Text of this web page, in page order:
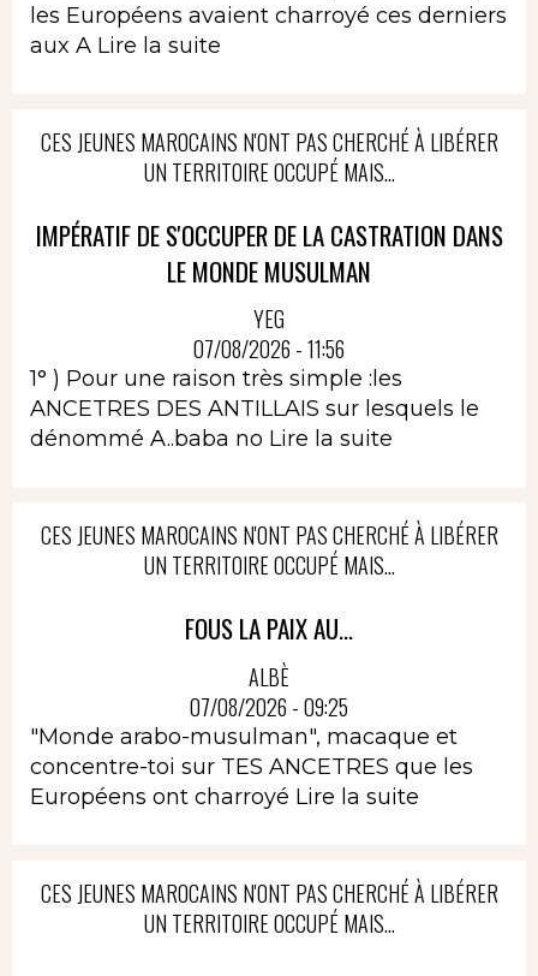
les Européens avaient charroyé ces derniers
aux A Lire la suite
CES JEUNES MAROCAINS N'ONT PAS CHERCHÉ À LIBÉRER
UN TERRITOIRE OCCUPÉ MAIS...
IMPÉRATIF DE S'OCCUPER DE LA CASTRATION DANS
LE MONDE MUSULMAN
YEG
07/08/2026 - 11:56
1° ) Pour une raison très simple :les
ANCETRES DES ANTILLAIS sur lesquels le
dénommé A..baba no Lire la suite
CES JEUNES MAROCAINS N'ONT PAS CHERCHÉ À LIBÉRER
UN TERRITOIRE OCCUPÉ MAIS...
FOUS LA PAIX AU...
ALBÈ
07/08/2026 - 09:25
"Monde arabo-musulman", macaque et
concentre-toi sur TES ANCETRES que les
Européens ont charroyé Lire la suite
CES JEUNES MAROCAINS N'ONT PAS CHERCHÉ À LIBÉRER
UN TERRITOIRE OCCUPÉ MAIS...